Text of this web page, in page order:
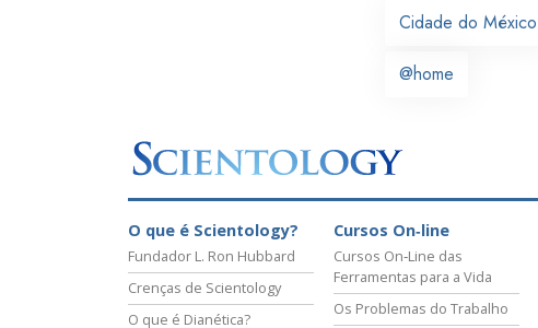
Cidade do México
@home
O que é Scientology?
Fundador L. Ron Hubbard
Crenças de Scientology
O que é Dianética?
Cursos On‑line
Cursos On‑Line das
Ferramentas para a Vida
Os Problemas do Trabalho